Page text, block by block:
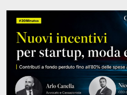
eventi
incentivi
per
startup,
moda
accessori